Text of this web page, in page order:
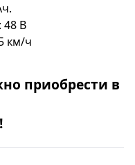
48 В
км/ч
приобрести в